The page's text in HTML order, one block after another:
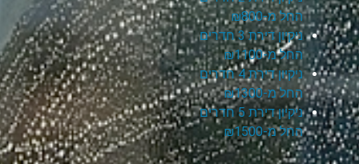
החל מ-₪800
ניקיון דירת 3 חדרים
החל מ-₪1100
ניקיון דירת 4 חדרים
החל מ-₪1300
ניקיון דירת 5 חדרים
החל מ-₪1500